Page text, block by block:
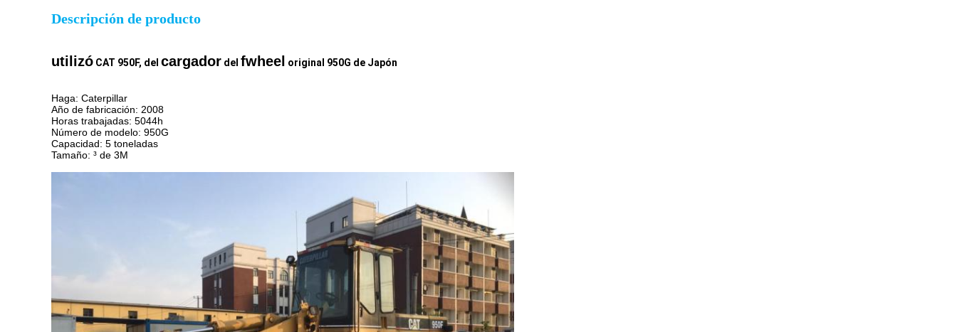
Descripción de producto
utilizó CAT 950F, del cargador del fwheel original 950G de Japón
Haga: Caterpillar
Año de fabricación: 2008
Horas trabajadas: 5044h
Número de modelo: 950G
Capacidad: 5 toneladas
Tamaño: ³ de 3M